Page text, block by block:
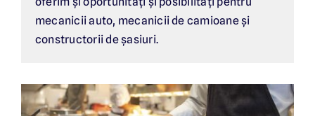
mecanicii auto, mecanicii de camioane și
constructorii de șasiuri.